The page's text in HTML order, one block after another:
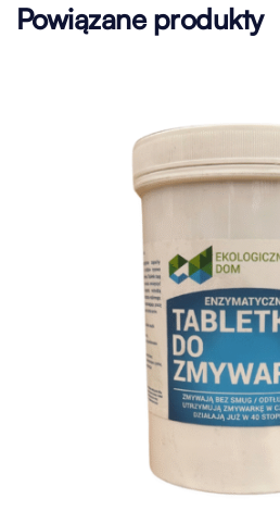
Powiązane produkty